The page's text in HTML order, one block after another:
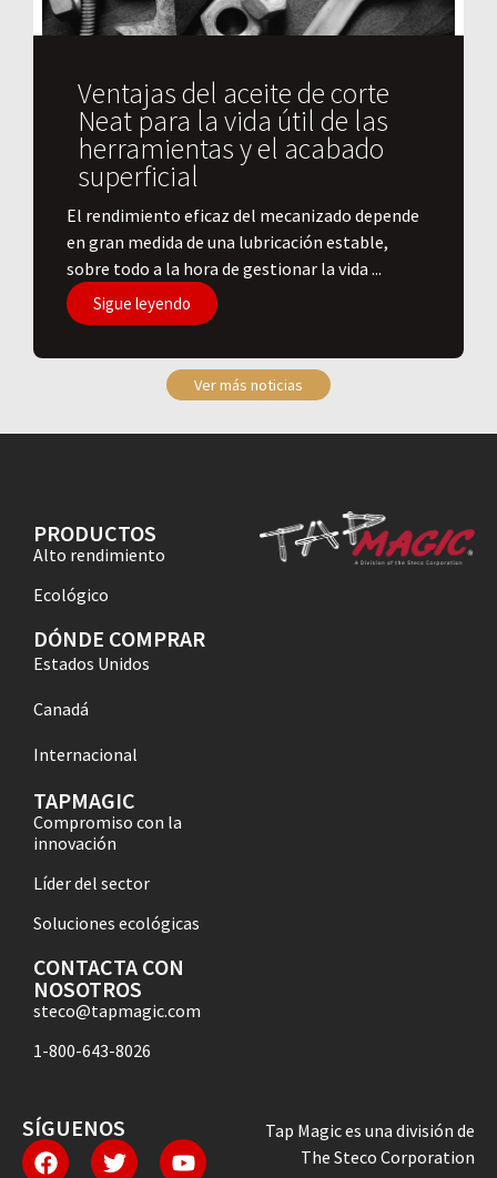
Ventajas del aceite de corte
Neat para la vida útil de las
herramientas y el acabado
superficial
El rendimiento eficaz del mecanizado depende
en gran medida de una lubricación estable,
sobre todo a la hora de gestionar la vida ...
Sigue leyendo
Ver más noticias
PRODUCTOS
Alto rendimiento
Ecológico
DÓNDE COMPRAR
Estados Unidos
Canadá
Internacional
TAPMAGIC
Compromiso con la
innovación
Líder del sector
Soluciones ecológicas
CONTACTA CON
NOSOTROS
steco@tapmagic.com
1-800-643-8026
SÍGUENOS
Tap Magic es una división de
The Steco Corporation